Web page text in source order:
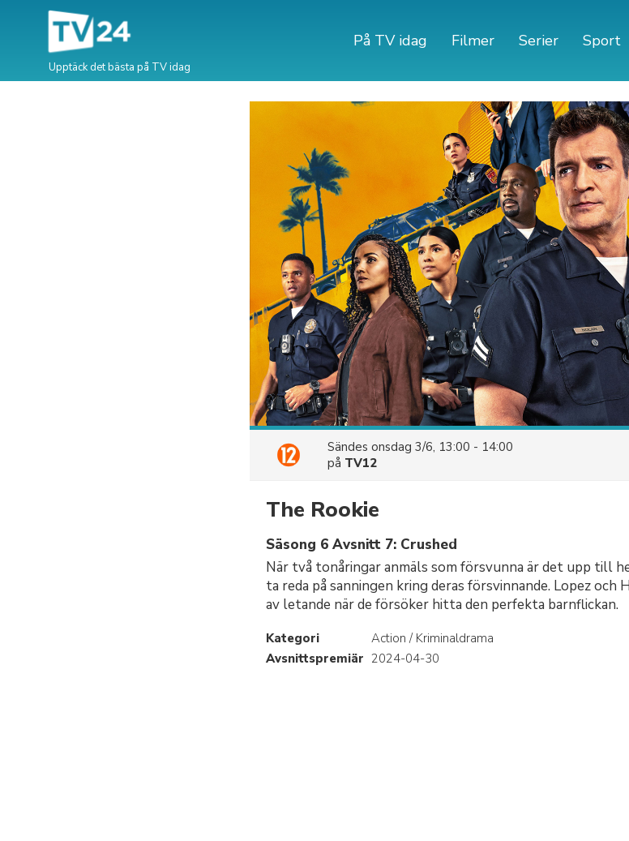
Upptäck det bästa på TV idag
På TV idag Filmer Serier Sport
Sändes onsdag 3/6, 13:00 - 14:00
på TV12
The Rookie
Säsong 6 Avsnitt 7: Crushed
När två tonåringar anmäls som försvunna är det upp till
ta reda på sanningen kring deras försvinnande. Lopez och
av letande när de försöker hitta den perfekta barnflickan.
Kategori
Action / Kriminaldrama
Avsnittspremiär 2024-04-30